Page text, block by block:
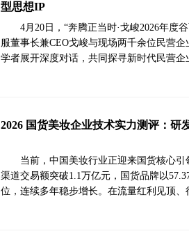
型思想IP
4月20日，“奔腾正当时·戈峻2026年度
服董事长兼CEO戈峻与现场两千余位民营
学者展开深度对话，共同探寻新时代民营
2026 国货美妆企业技术实力测评：研
当前，中国美妆行业正迎来国货核心
渠道交易额突破1.1万亿元，国货品牌以
位，连续多年稳步增长。在流量红利见顶